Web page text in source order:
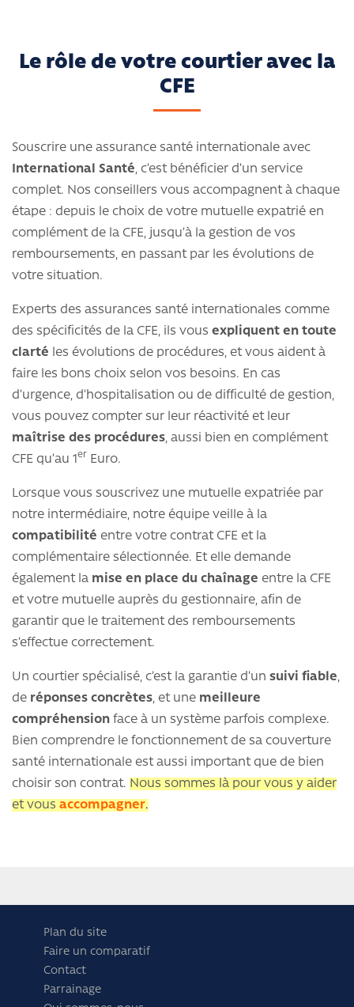
Le rôle de votre courtier avec la
CFE
Souscrire une assurance santé internationale avec
International Santé, c’est bénéficier d’un service
complet. Nos conseillers vous accompagnent à chaque
étape : depuis le choix de votre mutuelle expatrié en
complément de la CFE, jusqu’à la gestion de vos
remboursements, en passant par les évolutions de
votre situation.
Experts des assurances santé internationales comme
des spécificités de la CFE, ils vous expliquent en toute
clarté les évolutions de procédures, et vous aident à
faire les bons choix selon vos besoins. En cas
d’urgence, d’hospitalisation ou de difficulté de gestion,
vous pouvez compter sur leur réactivité et leur
maîtrise des procédures, aussi bien en complément
CFE qu’au 1er Euro.
Lorsque vous souscrivez une mutuelle expatriée par
notre intermédiaire, notre équipe veille à la
compatibilité entre votre contrat CFE et la
complémentaire sélectionnée. Et elle demande
également la mise en place du chaînage entre la CFE
et votre mutuelle auprès du gestionnaire, afin de
garantir que le traitement des remboursements
s’effectue correctement.
Un courtier spécialisé, c’est la garantie d’un suivi fiable,
de réponses concrètes, et une meilleure
compréhension face à un système parfois complexe.
Bien comprendre le fonctionnement de sa couverture
santé internationale est aussi important que de bien
choisir son contrat. Nous sommes là pour vous y aider
et vous accompagner.
Plan du site
Faire un comparatif
Contact
Parrainage